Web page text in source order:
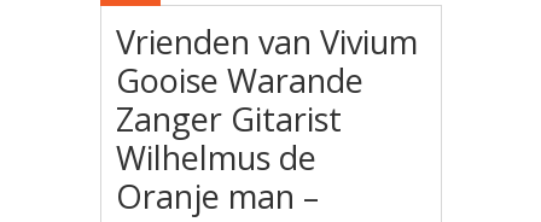
Vrienden van Vivium
Gooise Warande
Zanger Gitarist
Wilhelmus de
Oranje man –